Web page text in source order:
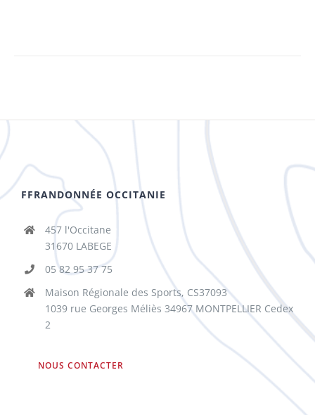
FFRANDONNÉE OCCITANIE
457 l'Occitane
31670 LABEGE
05 82 95 37 75
Maison Régionale des Sports, CS37093
1039 rue Georges Méliès 34967 MONTPELLIER Cedex
2
NOUS CONTACTER